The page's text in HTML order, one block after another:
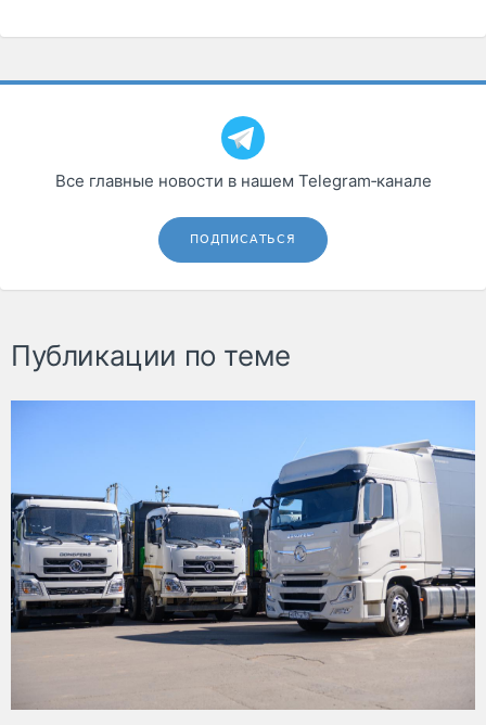
Все главные новости в нашем Telegram‑канале
ПОДПИСАТЬСЯ
Публикации по теме